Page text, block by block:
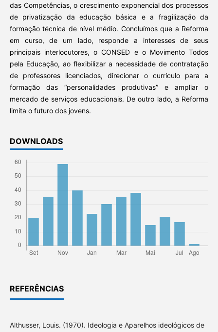
das Competências, o crescimento exponencial dos processos
de privatização da educação básica e a fragilização da
formação técnica de nível médio. Concluímos que a Reforma
em curso, de um lado, responde a interesses de seus
principais interlocutores, o CONSED e o Movimento Todos
pela Educação, ao flexibilizar a necessidade de contratação
de professores licenciados, direcionar o currículo para a
formação das “personalidades produtivas” e ampliar o
mercado de serviços educacionais. De outro lado, a Reforma
limita o futuro dos jovens.
DOWNLOADS
REFERÊNCIAS
Althusser, Louis. (1970). Ideologia e Aparelhos ideológicos de